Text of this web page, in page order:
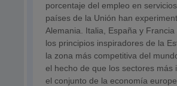
porcentaje del empleo en
países de la Unión han
Alemania. Italia, España y
los principios inspiradores de la
la zona más competitiva del
el hecho de que los sectores
el conjunto de la economía